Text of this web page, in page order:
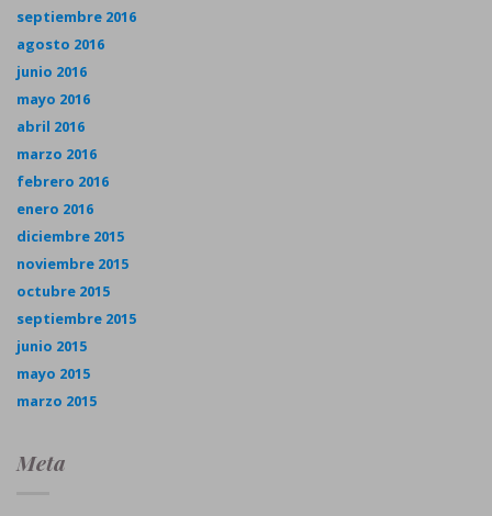
septiembre 2016
agosto 2016
junio 2016
mayo 2016
abril 2016
marzo 2016
febrero 2016
enero 2016
diciembre 2015
noviembre 2015
octubre 2015
septiembre 2015
junio 2015
mayo 2015
marzo 2015
Meta